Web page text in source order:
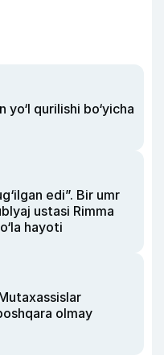
qurilishi bo‘yicha
edi”. Bir umr
ustasi Rimma
hayoti
olmay